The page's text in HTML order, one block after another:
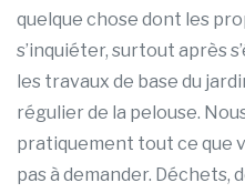
quelque chose dont les
s’inquiéter, surtout après
les travaux de base du
régulier de la pelouse.
pratiquement tout ce que
pas à demander. Déchets,